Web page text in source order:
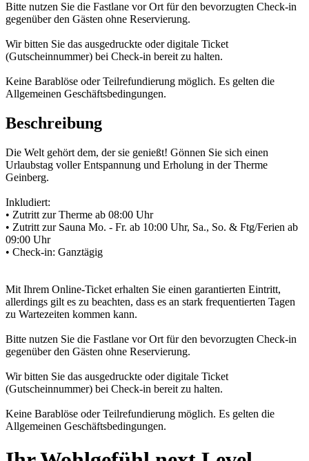
Bitte nutzen Sie die Fastlane vor Ort für den bevorzugten Check-in
gegenüber den Gästen ohne Reservierung.
Wir bitten Sie das ausgedruckte oder digitale Ticket
(Gutscheinnummer) bei Check-in bereit zu halten.
Keine Barablöse oder Teilrefundierung möglich. Es gelten die
Allgemeinen Geschäftsbedingungen.
Beschreibung
Die Welt gehört dem, der sie genießt! Gönnen Sie sich einen
Urlaubstag voller Entspannung und Erholung in der Therme
Geinberg.
Inkludiert:
• Zutritt zur Therme ab 08:00 Uhr
• Zutritt zur Sauna Mo. - Fr. ab 10:00 Uhr, Sa., So. & Ftg/Ferien ab
09:00 Uhr
• Check-in: Ganztägig
Mit Ihrem Online-Ticket erhalten Sie einen garantierten Eintritt,
allerdings gilt es zu beachten, dass es an stark frequentierten Tagen
zu Wartezeiten kommen kann.
Bitte nutzen Sie die Fastlane vor Ort für den bevorzugten Check-in
gegenüber den Gästen ohne Reservierung.
Wir bitten Sie das ausgedruckte oder digitale Ticket
(Gutscheinnummer) bei Check-in bereit zu halten.
Keine Barablöse oder Teilrefundierung möglich. Es gelten die
Allgemeinen Geschäftsbedingungen.